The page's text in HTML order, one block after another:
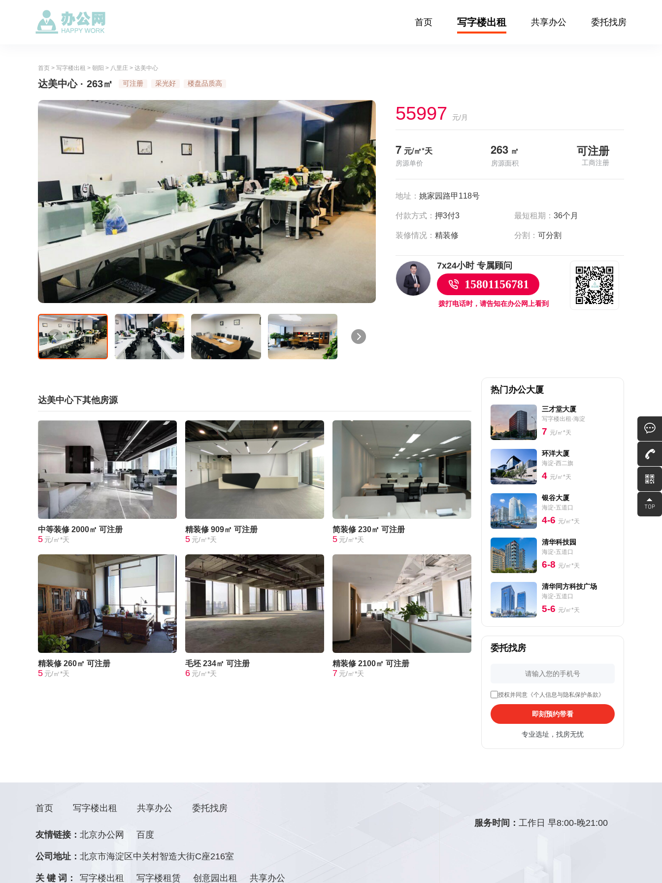
首页 写字楼出租 共享办公 委托找房
首页 > 写字楼出租 > 朝阳 > 八里庄 > 达美中心
达美中心 · 263㎡ 可注册 采光好 楼盘品质高
55997 元/月
7 元/㎡*天
房源单价
263 ㎡
房源面积
可注册
工商注册
地址： 姚家园路甲118号
付款方式： 押3付3 最短租期：36个月
装修情况： 精装修 分割：可分割
7x24小时 专属顾问
15801156781
拨打电话时，请告知在办公网上看到
达美中心下其他房源
中等装修 2000㎡ 可注册
5 元/㎡*天
精装修 909㎡ 可注册
5 元/㎡*天
简装修 230㎡ 可注册
5 元/㎡*天
精装修 260㎡ 可注册
5 元/㎡*天
毛坯 234㎡ 可注册
6 元/㎡*天
精装修 2100㎡ 可注册
7 元/㎡*天
热门办公大厦
三才堂大厦
写字楼出租-海淀
7 元/㎡*天
环洋大厦
海淀-西二旗
4 元/㎡*天
银谷大厦
海淀-五道口
4-6 元/㎡*天
清华科技园
海淀-五道口
6-8 元/㎡*天
清华同方科技广场
海淀-五道口
5-6 元/㎡*天
委托找房
授权并同意《个人信息与隐私保护条款》
即刻预约带看
专业选址，找房无忧
首页 写字楼出租 共享办公 委托找房
友情链接： 北京办公网 百度
公司地址： 北京市海淀区中关村智造大街C座216室
关 键 词： 写字楼出租 写字楼租赁 创意园出租 共享办公
服务时间：工作日 早8:00-晚21:00